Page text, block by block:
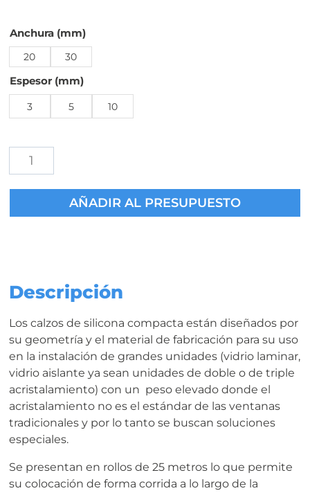
Anchura (mm)
20 30
Espesor (mm)
3 5 10
Calzos
Silicona
en
para
AÑADIR AL PRESUPUESTO
Descripción
Los calzos de silicona compacta están diseñados por
su geometría y el material de fabricación para su uso
en la instalación de grandes unidades (vidrio laminar,
vidrio aislante ya sean unidades de doble o de triple
acristalamiento) con un peso elevado donde el
acristalamiento no es el estándar de las ventanas
tradicionales y por lo tanto se buscan soluciones
especiales.
Se presentan en rollos de 25 metros lo que permite
su colocación de forma corrida a lo largo de la